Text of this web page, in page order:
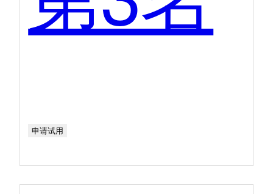
申请试用